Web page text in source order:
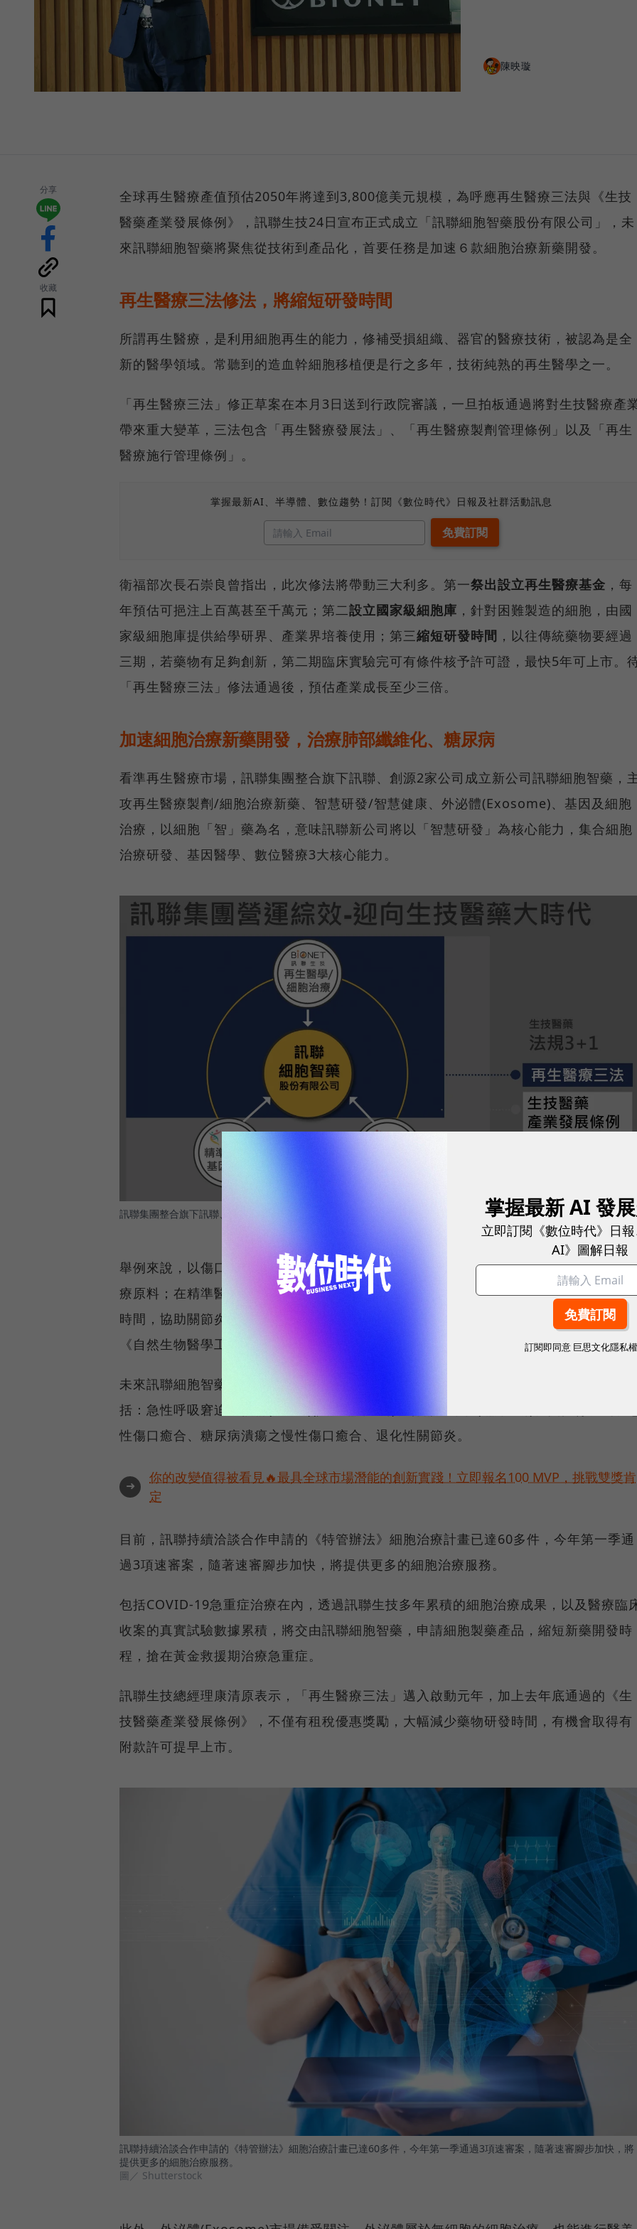
陳映璇
分享
收藏
全球再生醫療產值預估2050年將達到3,800億美元規模，為呼應再生醫療三法與《生技
醫藥產業發展條例》，訊聯生技24日宣布正式成立「訊聯細胞智藥股份有限公司」，未
來訊聯細胞智藥將聚焦從技術到產品化，首要任務是加速６款細胞治療新藥開發。
再生醫療三法修法，將縮短研發時間
所謂再生醫療，是利用細胞再生的能力，修補受損組織、器官的醫療技術，被認為是全
新的醫學領域。常聽到的造血幹細胞移植便是行之多年，技術純熟的再生醫學之一。
「再生醫療三法」修正草案在本月3日送到行政院審議，一旦拍板通過將對生技醫療產
帶來重大變革，三法包含「再生醫療發展法」、「再生醫療製劑管理條例」以及「再生
醫療施行管理條例」。
掌握最新AI、半導體、數位趨勢！訂閱《數位時代》日報及社群活動訊息
衛福部次長石崇良曾指出，此次修法將帶動三大利多。第一祭出設立再生醫療基金 ，每
年預估可挹注上百萬甚至千萬元；第二設立國家級細胞庫 ，針對困難製造的細胞，由國
家級細胞庫提供給學研界、產業界培養使用；第三縮短研發時間 ，以往傳統藥物要經過
三期，若藥物有足夠創新，第二期臨床實驗完可有條件核予許可證，最快5年可上市。
「再生醫療三法」修法通過後，預估產業成長至少三倍。
加速細胞治療新藥開發，治療肺部纖維化、糖尿病
看準再生醫療市場，訊聯集團整合旗下訊聯、創源2家公司成立新公司訊聯細胞智藥，
攻再生醫療製劑/細胞治療新藥、智慧研發/智慧健康、外泌體(Exosome)、基因及細胞
治療，以細胞「智」藥為名，意味訊聯新公司將以「智慧研發」為核心能力，集合細胞
治療研發、基因醫學、數位醫療3大核心能力。
訊聯集團整合旗下訊聯、創源2家公司成立新公司訊聯細胞智藥。
舉例來說，以傷口修復及退化性關節炎為例，訊聯再生醫學提供「間質幹細胞」作為治
療原料；在精準醫學上有「分子數位模擬技術」，設計精準治療藥物，以縮短藥物探索
時間，協助關節炎新藥開發或設計新療程，相關研究論文2022年將發表於國際頂尖期刊
《自然生物醫學工程(Nature Biomedical Engineering)》。
未來訊聯細胞智藥將聚焦從技術到產品化，首要任務是加速6款細胞治療新藥開發，包
括：急性呼吸窘迫症候群(ARDS)(人體臨床2期)、肺部纖維化(臨床1期)、慢性腎衰竭、
性傷口癒合、糖尿病潰瘍之慢性傷口癒合、退化性關節炎。
➜
你的改變值得被看見🔥最具全球市場潛能的創新實踐！立即報名100 MVP，挑戰雙獎肯
定
目前，訊聯持續洽談合作申請的《特管辦法》細胞治療計畫已達60多件，今年第一季通
過3項速審案，隨著速審腳步加快，將提供更多的細胞治療服務。
包括COVID-19急重症治療在內，透過訊聯生技多年累積的細胞治療成果，以及醫療臨
收案的真實試驗數據累積，將交由訊聯細胞智藥，申請細胞製藥產品，縮短新藥開發時
程，搶在黃金救援期治療急重症。
訊聯生技總經理康清原表示，「再生醫療三法」邁入啟動元年，加上去年底通過的《生
技醫藥產業發展條例》，不僅有租稅優惠獎勵，大幅減少藥物研發時間，有機會取得有
附款許可提早上市。
訊聯持續洽談合作申請的《特管辦法》細胞治療計畫已達60多件，今年第一季通過3項速審案，隨著速審腳步加快，將
提供更多的細胞治療服務。
圖／ Shutterstock
掌握最新 AI 發
立即訂閱《數位時代》日
AI》圖解日報
訂閱即同意 巨思文化隱私